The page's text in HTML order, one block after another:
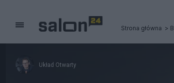
Strona główna
Układ Otwarty